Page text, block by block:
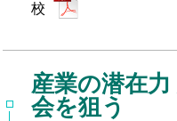
校
産業の潜在
会を狙う